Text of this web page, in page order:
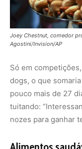
O campeão de
mesmo estudo
amendoim salgado,
pode adicionar
Curiosamente, o
sanduíches de
associados a 33